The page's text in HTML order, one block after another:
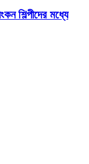
শিল্পীদের মধ্যে